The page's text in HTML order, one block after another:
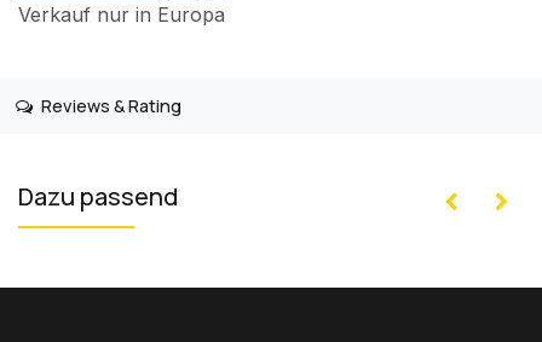
Verkauf nur in Europa
Reviews & Rating
Dazu passend